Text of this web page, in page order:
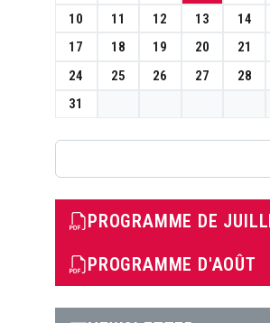
10
11 12 13 14
17
18 19 20 21
24
25 26 27 28
31
PROGRAMME DE
PROGRAMME D'AOÛT